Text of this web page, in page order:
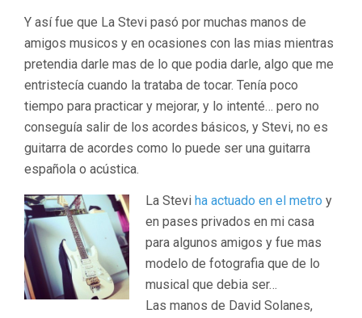
Y así fue que La Stevi pasó por muchas manos de
amigos musicos y en ocasiones con las mias mientras
pretendia darle mas de lo que podia darle, algo que me
entristecía cuando la trataba de tocar. Tenía poco
tiempo para practicar y mejorar, y lo intenté… pero no
conseguía salir de los acordes básicos, y Stevi, no es
guitarra de acordes como lo puede ser una guitarra
española o acústica.
La Stevi ha actuado en el metro y
en pases privados en mi casa
para algunos amigos y fue mas
modelo de fotografia que de lo
musical que debia ser…
Las manos de David Solanes,